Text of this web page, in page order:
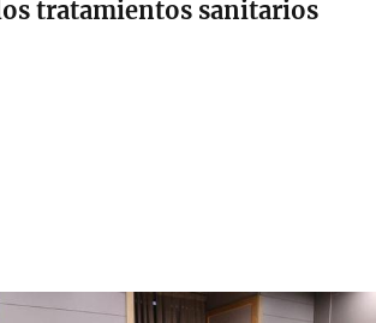
tratamientos sanitarios